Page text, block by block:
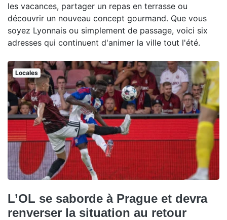
les vacances, partager un repas en terrasse ou
découvrir un nouveau concept gourmand. Que vous
soyez Lyonnais ou simplement de passage, voici six
adresses qui continuent d'animer la ville tout l'été.
Locales
L’OL se saborde à Prague et devra
renverser la situation au retour